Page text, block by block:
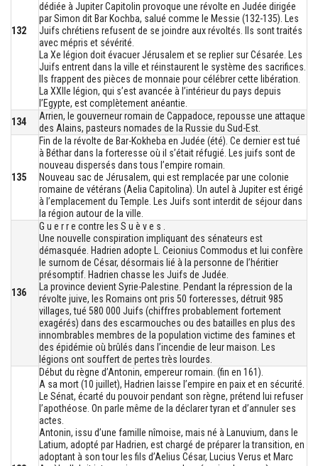
132
dédiée à Jupiter Capitolin provoque une révolte en Judée dirigée
par Simon dit Bar Kochba, salué comme le Messie (132-135). Les
Juifs chrétiens refusent de se joindre aux révoltés. Ils sont traités
avec mépris et sévérité.
La Xe légion doit évacuer Jérusalem et se replier sur Césarée. Les
Juifs entrent dans la ville et réinstaurent le système des sacrifices.
Ils frappent des pièces de monnaie pour célébrer cette libération.
La XXIIe légion, qui s’est avancée à l’intérieur du pays depuis
l’Egypte, est complètement anéantie.
134
Arrien, le gouverneur romain de Cappadoce, repousse une attaque
des Alains, pasteurs nomades de la Russie du Sud-Est.
135
Fin de la révolte de Bar-Kokheba en Judée (été). Ce dernier est tué
à Béthar dans la forteresse où il s’était réfugié. Les juifs sont de
nouveau dispersés dans tous l’empire romain.
Nouveau sac de Jérusalem, qui est remplacée par une colonie
romaine de vétérans (Aelia Capitolina). Un autel à Jupiter est érigé
à l’emplacement du Temple. Les Juifs sont interdit de séjour dans
la région autour de la ville.
136
G u e r r e contre les S u è v e s .
Une nouvelle conspiration impliquant des sénateurs est
démasquée. Hadrien adopte L. Ceionius Commodus et lui confère
le surnom de César, désormais lié à la personne de l’héritier
présomptif. Hadrien chasse les Juifs de Judée.
La province devient Syrie-Palestine. Pendant la répression de la
révolte juive, les Romains ont pris 50 forteresses, détruit 985
villages, tué 580 000 Juifs (chiffres probablement fortement
exagérés) dans des escarmouches ou des batailles en plus des
innombrables membres de la population victime des famines et
des épidémie où brûlés dans l’incendie de leur maison. Les
légions ont souffert de pertes très lourdes.
Début du règne d’Antonin, empereur romain. (fin en 161).
A sa mort (10 juillet), Hadrien laisse l’empire en paix et en sécurité.
Le Sénat, écarté du pouvoir pendant son règne, prétend lui refuser
l’apothéose. On parle même de la déclarer tyran et d’annuler ses
actes.
Antonin, issu d’une famille nîmoise, mais né à Lanuvium, dans le
Latium, adopté par Hadrien, est chargé de préparer la transition, en
adoptant à son tour les fils d’Aelius César, Lucius Verus et Marc